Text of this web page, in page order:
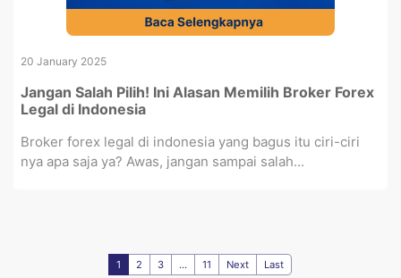
20 January 2025
Jangan Salah Pilih! Ini Alasan Memilih Broker Forex
Legal di Indonesia
Broker forex legal di indonesia yang bagus itu ciri-ciri
nya apa saja ya? Awas, jangan sampai salah...
1 2 3 ... 11 Next Last